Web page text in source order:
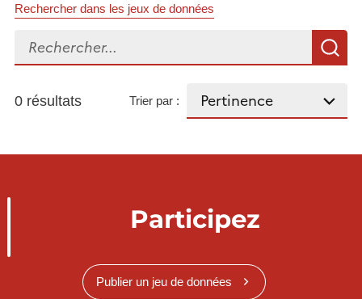
Rechercher dans les jeux de données
Rechercher...
0 résultats Trier par :
Participez
Publier un jeu de données